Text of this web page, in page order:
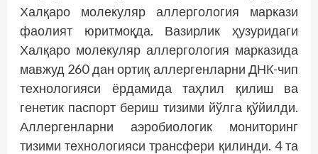
Халқаро молекуляр аллергология маркази
фаолият юритмоқда. Вазирлик ҳузуридаги
Халқаро молекуляр аллергология марказида
мавжуд 260 дан ортиқ аллергенларни ДНК-чип
техноло­гияси ёрдамида таҳлил қилиш ва
генетик паспорт бериш тизими йўлга қўйилди.
Аллергенларни аэробиологик мониторинг
тизими технологияси трансфери қилинди. 4 та